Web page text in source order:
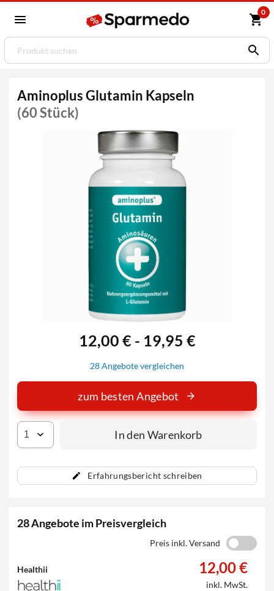
0
Aminoplus Glutamin Kapseln
(60 Stück)
Erfahrungsbericht schreiben
12,00 € - 19,95 €
28 Angebote vergleichen
zum besten Angebot
In den Warenkorb
28 Angebote im Preisvergleich
Preis inkl. Versand
Healthii 12,00 €
inkl. MwSt.